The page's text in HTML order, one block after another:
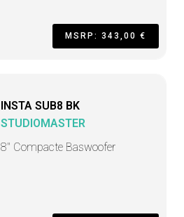
MSRP: 343,00 €
INSTA SUB8 BK
STUDIOMASTER
8" Compacte Baswoofer